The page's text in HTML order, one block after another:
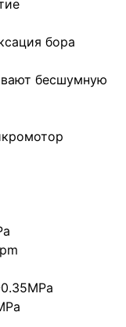
бора
бесшумную